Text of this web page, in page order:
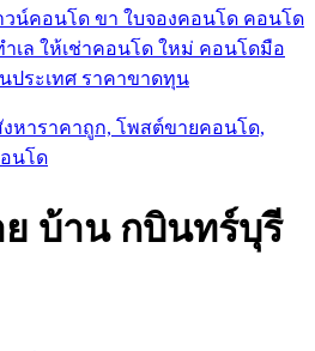
วน์คอนโด ขา ใบจองคอนโด คอนโด
เล ให้เช่าคอนโด ใหม่ คอนโดมือ
ประเทศ ราคาขาดทุน
งหาราคาถูก, โพสต์ขายคอนโด,
นโด
บ้าน กบินทร์บุรี